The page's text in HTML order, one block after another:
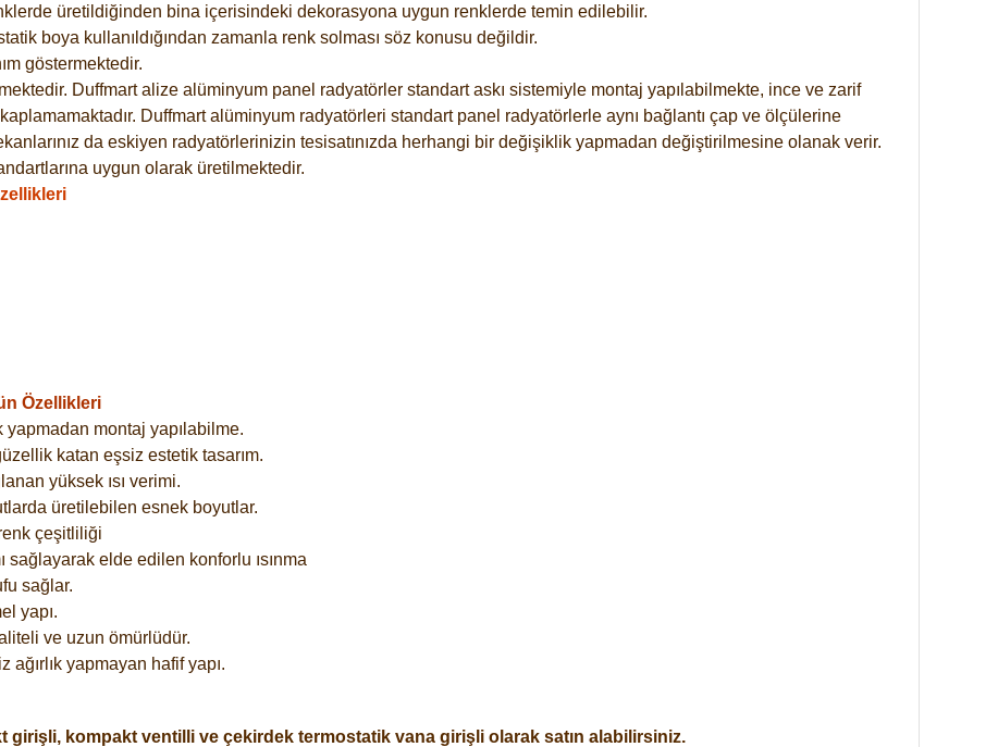
üretildiğinden bina içerisindeki dekorasyona uygun renklerde temin edilebilir.
boya kullanıldığından zamanla renk solması söz konusu değildir.
göstermektedir.
Duffmart alize alüminyum panel radyatörler standart askı sistemiyle montaj yapılabilmekte, ince ve zarif
Duffmart alüminyum radyatörleri standart panel radyatörlerle aynı bağlantı çap ve ölçülerine
da eskiyen radyatörlerinizin tesisatınızda herhangi bir değişiklik yapmadan değiştirilmesine olanak verir.
uygun olarak üretilmektedir.
Özellikleri
montaj yapılabilme.
katan eşsiz estetik tasarım.
yüksek ısı verimi.
üretilebilen esnek boyutlar.
çeşitliliği
sağlayarak elde edilen konforlu ısınma
sağlar.
yapı.
ve uzun ömürlüdür.
ağırlık yapmayan hafif yapı.
kompakt ventilli ve çekirdek termostatik vana girişli olarak satın alabilirsiniz.